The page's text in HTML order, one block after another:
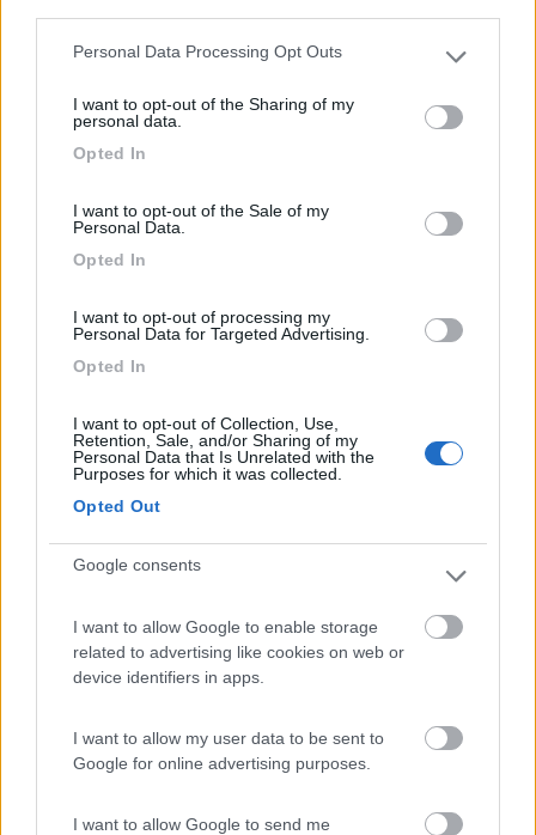
Please note that this website/app uses one or more Google
not limited to your visit or usage behaviour. You may click to
grant or deny consent to Google and its third-party tags to
use your data for below specified purposes in below Google
Personal Data Processing Opt Outs
I want to opt-out of the Sharing of my
personal data.
Opted In
I want to opt-out of the Sale of my
Personal Data.
Opted In
I want to opt-out of processing my
Personal Data for Targeted Advertising.
Opted In
I want to opt-out of Collection, Use,
Retention, Sale, and/or Sharing of my
Personal Data that Is Unrelated with the
Purposes for which it was collected.
Opted Out
Google consents
I want to allow Google to enable storage
related to advertising like cookies on web or
device identifiers in apps.
I want to allow my user data to be sent to
Google for online advertising purposes.
I want to allow Google to send me
Area di sosta (AA)
Area Sosta H24
Servizi / Posizione
A 2 Km dai caselli autostradali, vicino al mare,
Patti (ME) - 21.4km
Via Papa Giovanni XXIII
Area di sosta (AA)